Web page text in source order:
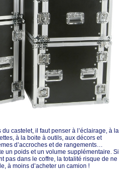
castelet, il faut penser à l’éclairage, à la
à la boite à outils, aux décors et
d’accroches et de rangements…
un poids et un volume supplémentaire. Si
pas dans le coffre, la totalité risque de ne
à moins d’acheter un camion !